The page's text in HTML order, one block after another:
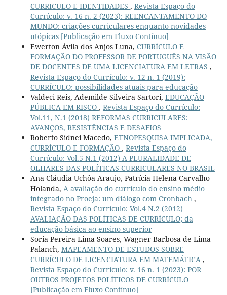
CURRICULO E IDENTIDADES , Revista Espaço do
Currículo: v. 16 n. 2 (2023): REENCANTAMENTO DO
MUNDO: criações curriculares enquanto novidades
utópicas [Publicação em Fluxo Contínuo]
Ewerton Ávila dos Anjos Luna, CURRÍCULO E
FORMAÇÃO DO PROFESSOR DE PORTUGUÊS NA VISÃO
DE DOCENTES DE UMA LICENCIATURA EM LETRAS ,
Revista Espaço do Currículo: v. 12 n. 1 (2019):
CURRÍCULO: possibilidades atuais para educação
Valdeci Reis, Ademilde Silveira Sartori, EDUCAÇÃO
PÚBLICA EM RISCO , Revista Espaço do Currículo:
Vol.11, N.1 (2018) REFORMAS CURRICULARES:
AVANÇOS, RESISTÊNCIAS E DESAFIOS
Roberto Sidnei Macedo, ETNOPESQUISA IMPLICADA,
CURRÍCULO E FORMAÇÃO , Revista Espaço do
Currículo: Vol.5 N.1 (2012) A PLURALIDADE DE
OLHARES DAS POLÍTICAS CURRICULARES NO BRASIL
Ana Cláudia Uchôa Araujo, Patrícia Helena Carvalho
Holanda, A avaliação do currículo do ensino médio
integrado no Proeja: um diálogo com Cronbach ,
Revista Espaço do Currículo: Vol.4 N.2 (2012)
AVALIAÇÃO DAS POLÍTICAS DE CURRÍCULO; da
educação básica ao ensino superior
Soria Pereira Lima Soares, Wagner Barbosa de Lima
Palanch, MAPEAMENTO DE ESTUDOS SOBRE
CURRÍCULO DE LICENCIATURA EM MATEMÁTICA ,
Revista Espaço do Currículo: v. 16 n. 1 (2023): POR
OUTROS PROJETOS POLÍTICOS DE CURRÍCULO
[Publicação em Fluxo Contínuo]